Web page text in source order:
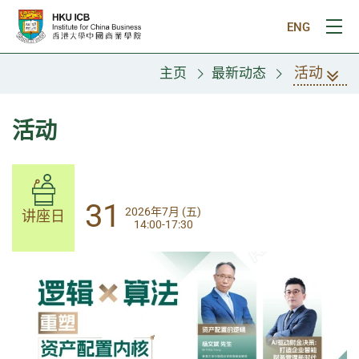
跳往主要内容
ENG
打
主页 最新动态 活动
活动
讲座日 14
2026年8月 (五)
13:30-17:00
讲座日 31
2026年7月 (五)
14:00-17:30